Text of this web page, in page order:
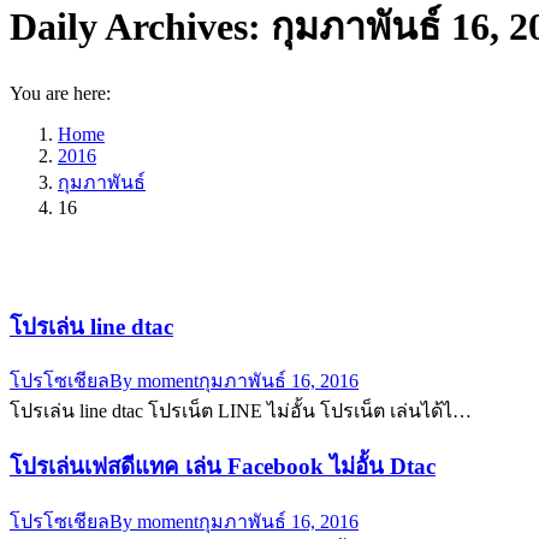
Daily Archives: กุมภาพันธ์ 16,
You are here:
Home
2016
กุมภาพันธ์
16
โปรเล่น line dtac
โปรโซเชียลBy momentกุมภาพันธ์ 16, 2016
โปรเล่น line dtac โปรเน็ต LINE ไม่อั้น โปรเน็ต เล่นได้ไ…
โปรเล่นเฟสดีแทค เล่น Facebook ไม่อั้น Dtac
โปรโซเชียลBy momentกุมภาพันธ์ 16, 2016